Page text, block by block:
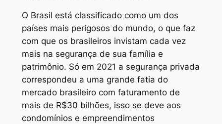
O Brasil está classificado como um dos
países mais perigosos do mundo, o que faz
com que os brasileiros invistam cada vez
mais na segurança de sua família e
patrimônio. Só em 2021 a segurança privada
correspondeu a uma grande fatia do
mercado brasileiro com faturamento de
mais de R$30 bilhões, isso se deve aos
condomínios e empreendimentos